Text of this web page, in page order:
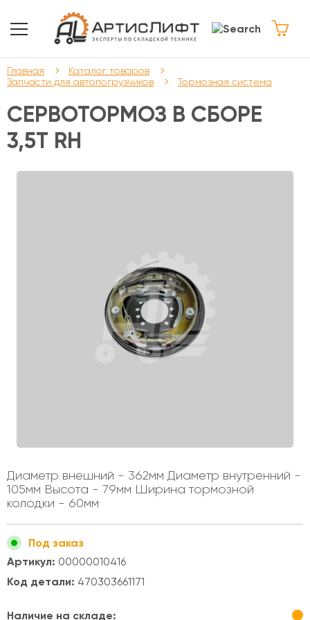
Главная
Каталог товаров
Запчасти для автопогрузчиков
Тормозная система
СЕРВОТОРМОЗ В СБОРЕ
3,5T RH
Диаметр внешний - 362мм Диаметр внутренний -
105мм Высота - 79мм Ширина тормозной
колодки - 60мм
Под заказ
Артикул: 00000010416
Код детали: 470303661171
Наличие на складе: